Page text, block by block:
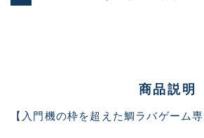
商品説明
【入門機の枠を超えた鯛ラバゲーム専